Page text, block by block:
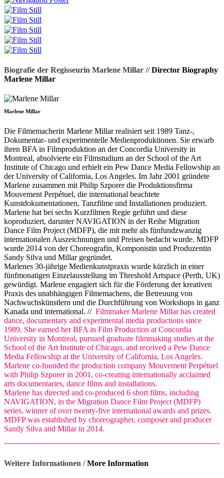
Biografie der Regisseurin Marlene Millar //Director Biography
Marlene Millar
Marlene Millar
Die Filmemacherin Marlene Millar realisiert seit 1989 Tanz-,
Dokumentar- und experimentelle Medienproduktionen. Sie erwarb
ihren BFA in Filmproduktion an der Concordia University in
Montreal, absolvierte ein Filmstudium an der School of the Art
Institute of Chicago und erhielt ein Pew Dance Media Fellowship an
der University of California, Los Angeles. Im Jahr 2001 gründete
Marlene zusammen mit Philip Szporer die Produktionsfirma
Mouvement Perpétuel, die international beachtete
Kunstdokumentationen, Tanzfilme und Installationen produziert.
Marlene hat bei sechs Kurzfilmen Regie geführt und diese
koproduziert, darunter NAVIGATION in der Reihe Migration
Dance Film Project (MDFP), die mit mehr als fünfundzwanzig
internationalen Auszeichnungen und Preisen bedacht wurde. MDFP
wurde 2014 von der Choreografin, Komponistin und Produzentin
Sandy Silva und Millar gegründet.
Marlenes 30-jährige Medienkunstpraxis wurde kürzlich in einer
fünfmonatigen Einzelausstellung im Threshold Artspace (Perth, UK)
gewürdigt. Marlene engagiert sich für die Förderung der kreativen
Praxis des unabhängigen Filmemachens, die Betreuung von
Nachwuchskünstlern und die Durchführung von Workshops in ganz
Kanada und international. // Filmmaker Marlene Millar has created
dance, documentary and experimental media productions since
1989. She earned her BFA in Film Production at Concordia
University in Montreal, pursued graduate filmmaking studies at the
School of the Art Institute of Chicago, and received a Pew Dance
Media Fellowship at the University of California, Los Angeles.
Marlene co-founded the production company Mouvement Perpétuel
with Philip Szporer in 2001, co-creating internationally acclaimed
arts documentaries, dance films and installations.
Marlene has directed and co-produced 6 short films, including
NAVIGATION, in the Migration Dance Film Project (MDFP)
series, winner of over twenty-five international awards and prizes.
MDFP was established by choreographer, composer and producer
Sandy Silva and Millar in 2014.
Weitere Informationen /More Information